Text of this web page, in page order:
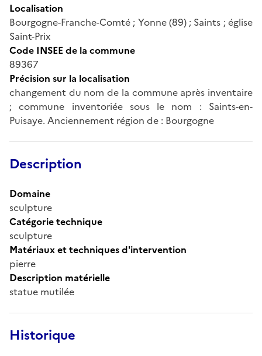
Localisation
Bourgogne-Franche-Comté ; Yonne (89) ; Saints ; église
Saint-Prix
Code INSEE de la commune
89367
Précision sur la localisation
changement du nom de la commune après inventaire
; commune inventoriée sous le nom : Saints-en-
Puisaye. Anciennement région de : Bourgogne
Description
Domaine
sculpture
Catégorie technique
sculpture
Matériaux et techniques d'intervention
pierre
Description matérielle
statue mutilée
Historique